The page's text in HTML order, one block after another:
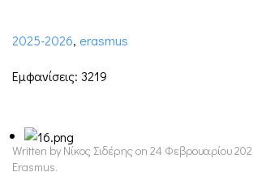
2025-2026, erasmus
Εμφανίσεις: 3219
Written by Νίκος Σιδέρης on 24 Φεβρουαρίου
Erasmus.